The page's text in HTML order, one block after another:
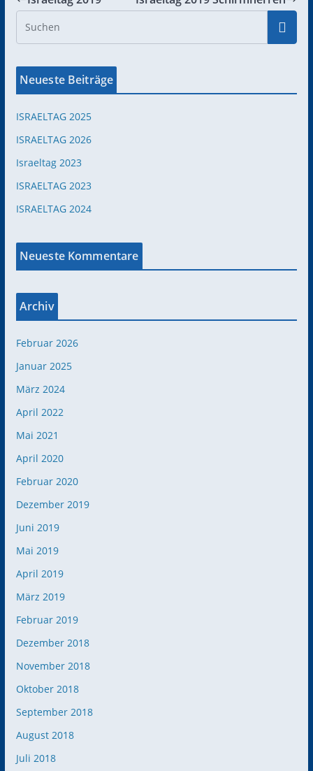
Neueste Beiträge
ISRAELTAG 2025
ISRAELTAG 2026
Israeltag 2023
ISRAELTAG 2023
ISRAELTAG 2024
Neueste Kommentare
Archiv
Februar 2026
Januar 2025
März 2024
April 2022
Mai 2021
April 2020
Februar 2020
Dezember 2019
Juni 2019
Mai 2019
April 2019
März 2019
Februar 2019
Dezember 2018
November 2018
Oktober 2018
September 2018
August 2018
Juli 2018